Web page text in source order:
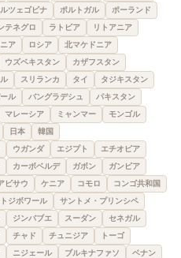
ツェゴビナ ポルトガル
ポーランド
テネグロ ラトビア
リトアニア
ア ロシア 北マケドニア
ウズベキスタン
カザフスタン
スリランカ タイ
タジキスタン
ル バングラデシュ
パキスタン
マレーシア ミャンマー
モンゴル
日本 韓国
ウガンダ エジプト
エチオピア
カーボベルデ ガボン
ガンビア
ビサウ ケニア コモロ
コンゴ共和国
ジボワール
サントメ・プリンシペ
ジンバブエ スーダン
セネガル
チャド チュニジア
トーゴ
ニジェール ブルキナファソ
ベナン